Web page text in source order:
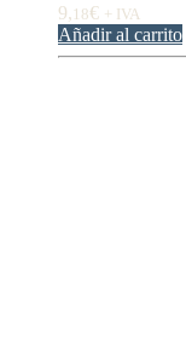
9, 18€ + IVA
Añadir al carrito